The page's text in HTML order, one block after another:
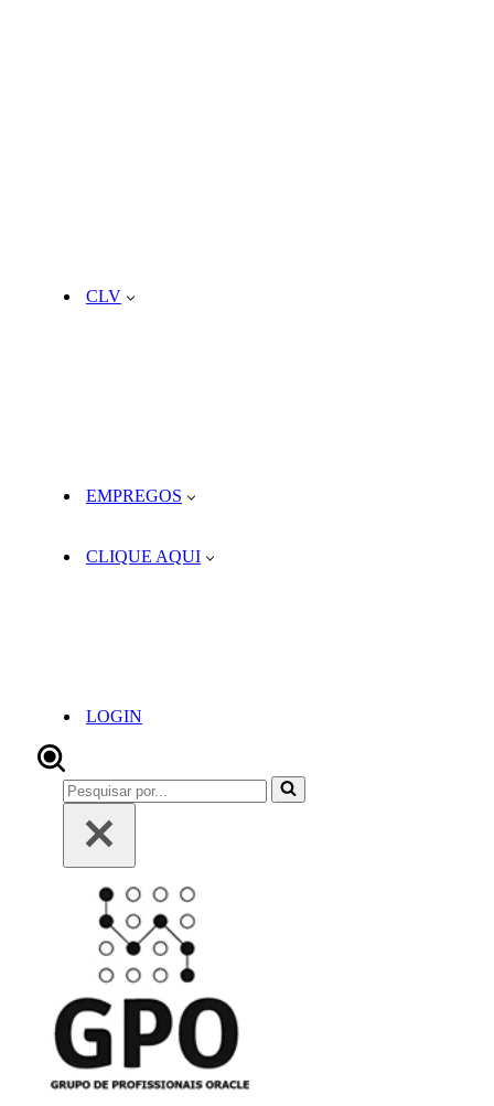
CLV
EMPREGOS
CLIQUE AQUI
LOGIN
Pesquisar
por...